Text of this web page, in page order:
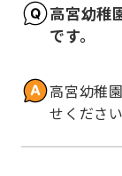
高宮幼稚
です。
高宮幼稚
せください